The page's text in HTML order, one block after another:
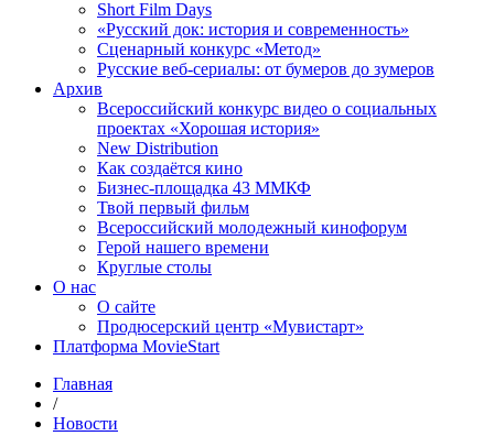
Short Film Days
«Русский док: история и современность»
Сценарный конкурс «Метод»
Русские веб-сериалы: от бумеров до зумеров
Архив
Всероссийский конкурс видео о социальных
проектах «Хорошая история»
New Distribution
Как создаётся кино
Бизнес-площадка 43 ММКФ
Твой первый фильм
Всероссийский молодежный кинофорум
Герой нашего времени
Круглые столы
О нас
О сайте
Продюсерский центр «Мувистарт»
Платформа MovieStart
Главная
/
Новости